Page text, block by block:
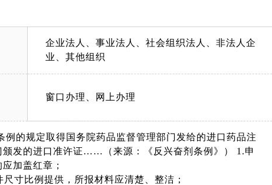
企业法人、事业法人、社会组织法人、非法人企
业、其他组织
窗口办理、网上办理
的规定取得国务院药品监督管理部门发给的进口药品注
发的进口准许证……（来源：《反兴奋剂条例》） 1.申
加盖红章；
寸比例提供，所报材料应清楚、整洁；